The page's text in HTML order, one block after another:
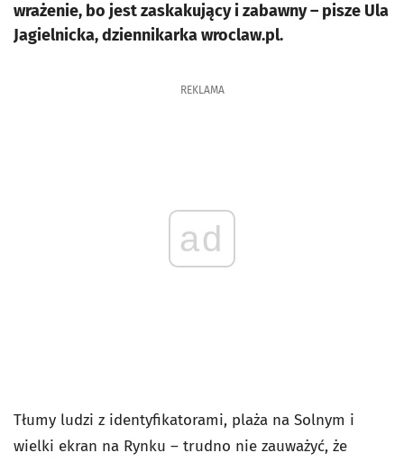
wrażenie, bo jest zaskakujący i zabawny – pisze Ula
Jagielnicka, dziennikarka wroclaw.pl.
REKLAMA
ad
Tłumy ludzi z identyfikatorami, plaża na Solnym i
wielki ekran na Rynku – trudno nie zauważyć, że